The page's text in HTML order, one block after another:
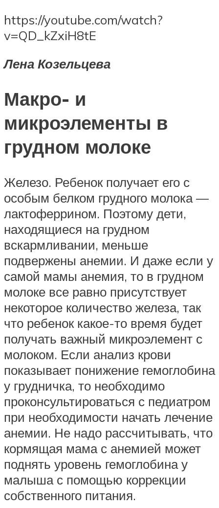
https://youtube.com/watch?
v=QD_kZxiH8tE
Лена Козельцева
Макро- и
микроэлементы в
грудном молоке
Железо. Ребенок получает его с
особым белком грудного молока —
лактоферрином. Поэтому дети,
находящиеся на грудном
вскармливании, меньше
подвержены анемии. И даже если у
самой мамы анемия, то в грудном
молоке все равно присутствует
некоторое количество железа, так
что ребенок какое-то время будет
получать важный микроэлемент с
молоком. Если анализ крови
показывает понижение гемоглобина
у грудничка, то необходимо
проконсультироваться с педиатром
при необходимости начать лечение
анемии. Не надо рассчитывать, что
кормящая мама с анемией может
поднять уровень гемоглобина у
малыша с помощью коррекции
собственного питания.